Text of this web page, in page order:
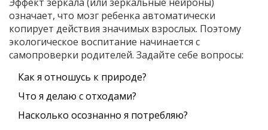
означает, что мозг ребенка автоматически
копирует действия значимых взрослых. Поэтому
экологическое воспитание начинается с
самопроверки родителей. Задайте себе вопросы:
Как я отношусь к природе?
Что я делаю с отходами?
Насколько осознанно я потребляю?